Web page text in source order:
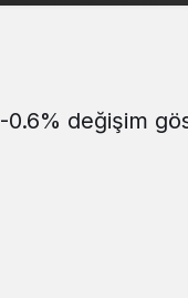
Sistem
0.6% değişim